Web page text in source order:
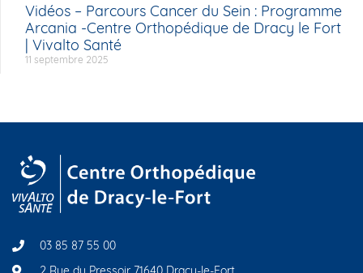
Vidéos – Parcours Cancer du Sein : Programme
Arcania -Centre Orthopédique de Dracy le Fort
| Vivalto Santé
11 septembre 2025
03 85 87 55 00